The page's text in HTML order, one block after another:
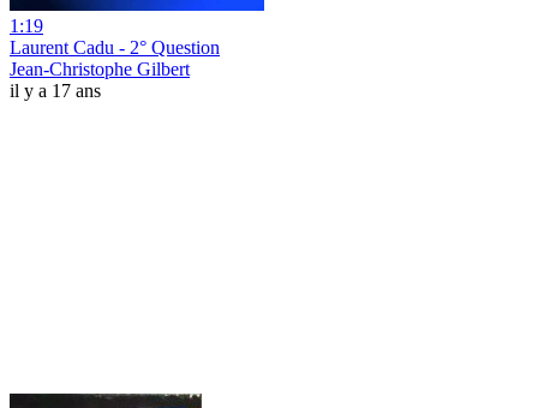
1:19
Laurent Cadu - 2° Question
Jean-Christophe Gilbert
il y a 17 ans